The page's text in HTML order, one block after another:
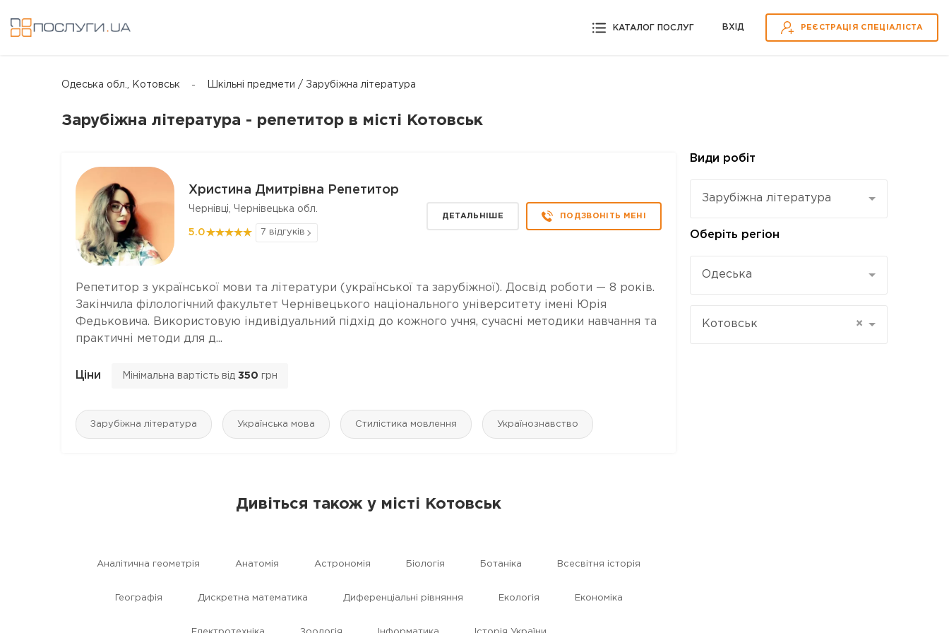
КАТАЛОГ ПОСЛУГ ВХІД РЕЄСТРАЦІЯ СПЕЦІАЛІСТА
Одеська обл., Котовськ Шкільні предмети / Зарубіжна література
Зарубіжна література - репетитор в місті Котовськ
Христина Дмитрівна Репетитор
Чернівці, Чернівецька обл.
5.0 7 відгуків
ДЕТАЛЬНІШЕ ПОДЗВОНІТЬ МЕНІ
Репетитор з української мови та літератури (української та зарубіжної). Досвід роботи — 8 років.
Закінчила філологічний факультет Чернівецького національного університету імені Юрія
Федьковича. Використовую індивідуальний підхід до кожного учня, сучасні методики навчання та
практичні методи для д...
Ціни Мінімальна вартість від 350 грн
Зарубіжна література Українська мова Стилістика мовлення Українознавство
Дивіться також у місті Котовськ
Аналітична геометрія Анатомія Астрономія Біологія Ботаніка Всесвітня історія
Географія Дискретна математика Диференціальні рівняння Екологія Економіка
Види робіт
Зарубіжна література
Оберіть регіон
Одеська
×
Котовськ